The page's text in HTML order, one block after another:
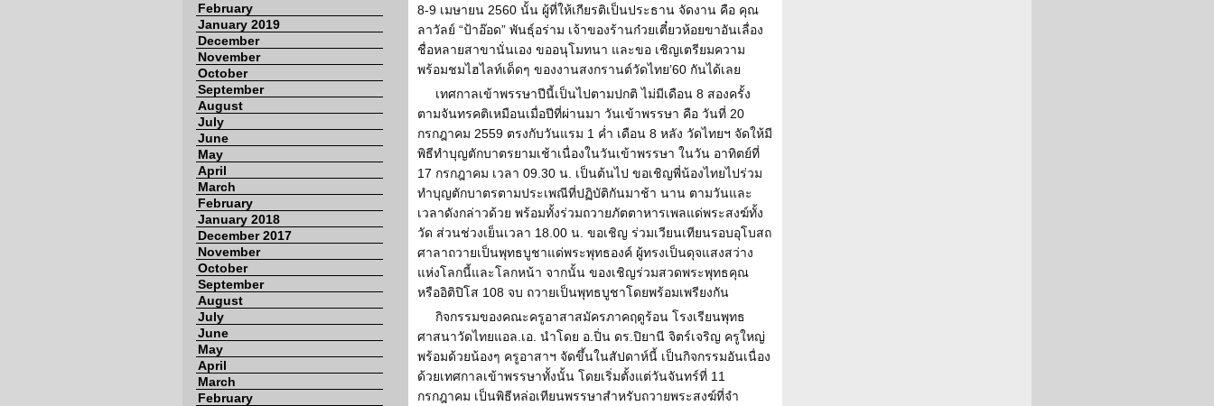
February
January 2019
December
November
October
September
August
July
June
May
April
March
February
January 2018
December 2017
November
October
September
August
July
June
May
April
March
February
8-9 เมษายน 2560 นั้น ผู้ที่ให้เกียรติเป็นประธาน จัดงาน คือ คุณ
ลาวัลย์ “ป้าอ๊อด” พันธุ์อร่าม เจ้าของร้านก๋วยเตี๋ยวห้อยขาอันเลื่อง
ชื่อหลายสาขานั่นเอง ขออนุโมทนา และขอ เชิญเตรียมความ
พร้อมชมไฮไลท์เด็ดๆ ของงานสงกรานต์วัดไทย’60 กันได้เลย
เทศกาลเข้าพรรษาปีนี้เป็นไปตามปกติ ไม่มีเดือน 8 สองครั้ง
ตามจันทรคติเหมือนเมื่อปีที่ผ่านมา วันเข้าพรรษา คือ วันที่ 20
กรกฎาคม 2559 ตรงกับวันแรม 1 ค่ำ เดือน 8 หลัง วัดไทยฯ จัดให้มี
พิธีทำบุญตักบาตรยามเช้าเนื่องในวันเข้าพรรษา ในวัน อาทิตย์ที่
17 กรกฎาคม เวลา 09.30 น. เป็นต้นไป ขอเชิญพี่น้องไทยไปร่วม
ทำบุญตักบาตรตามประเพณีที่ปฏิบัติกันมาช้า นาน ตามวันและ
เวลาดังกล่าวด้วย พร้อมทั้งร่วมถวายภัตตาหารเพลแด่พระสงฆ์ทั้ง
วัด ส่วนช่วงเย็นเวลา 18.00 น. ขอเชิญ ร่วมเวียนเทียนรอบอุโบสถ
ศาลาถวายเป็นพุทธบูชาแด่พระพุทธองค์ ผู้ทรงเป็นดุจแสงสว่าง
แห่งโลกนี้และโลกหน้า จากนั้น ของเชิญร่วมสวดพระพุทธคุณ
หรืออิติปิโส 108 จบ ถวายเป็นพุทธบูชาโดยพร้อมเพรียงกัน
กิจกรรมของคณะครูอาสาสมัครภาคฤดูร้อน โรงเรียนพุทธ
ศาสนาวัดไทยแอล.เอ. นำโดย อ.ปิ่น ดร.ปิยานี จิตร์เจริญ ครูใหญ่
พร้อมด้วยน้องๆ ครูอาสาฯ จัดขึ้นในสัปดาห์นี้ เป็นกิจกรรมอันเนื่อง
ด้วยเทศกาลเข้าพรรษาทั้งนั้น โดยเริ่มตั้งแต่วันจันทร์ที่ 11
กรกฎาคม เป็นพิธีหล่อเทียนพรรษาสำหรับถวายพระสงฆ์ที่จำ